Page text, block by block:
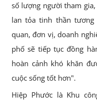
số lượng người tham
lan tỏa tinh thần
quan, đơn vị, doanh
phố sẽ tiếp tục đồng
hoàn cảnh khó khăn
cuộc sống tốt hơn".
Hiệp Phước là Khu